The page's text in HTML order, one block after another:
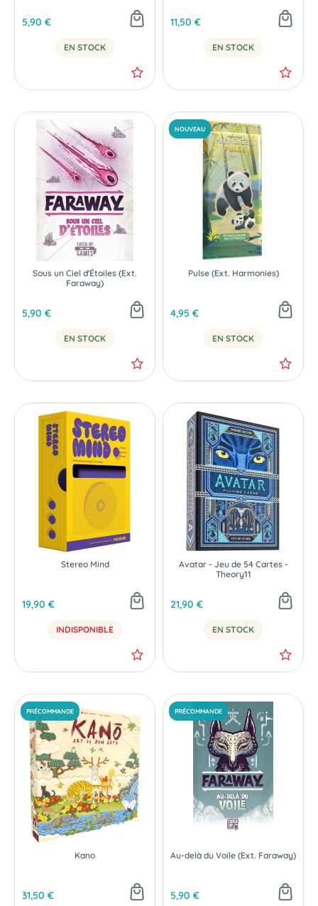
5,90 €
EN STOCK
11,50 €
EN STOCK
Sous un Ciel d'Étoiles (Ext.
Faraway)
5,90 €
EN STOCK
Pulse (Ext. Harmonies)
4,95 €
EN STOCK
Stereo Mind
19,90 €
INDISPONIBLE
Avatar - Jeu de 54 Cartes -
Theory11
21,90 €
EN STOCK
Kano
31,50 €
Au-delà du Voile (Ext. Faraway)
5,90 €